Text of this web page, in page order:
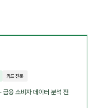
카드 전문
· 금융 소비자 데이터 분석 전